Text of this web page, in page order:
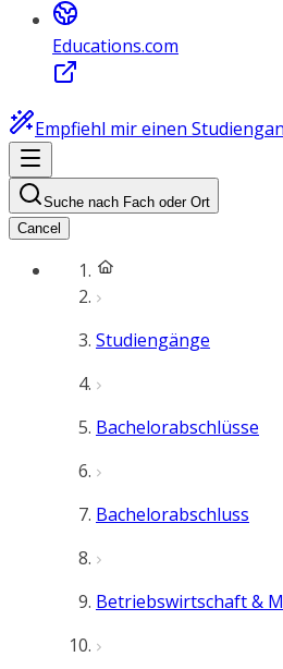
Educations.com
Empfiehl mir einen
Suche nach Fach oder Ort
Cancel
Studiengänge
Bachelorabschlüsse
Bachelorabschluss
Betriebswirtschaft &